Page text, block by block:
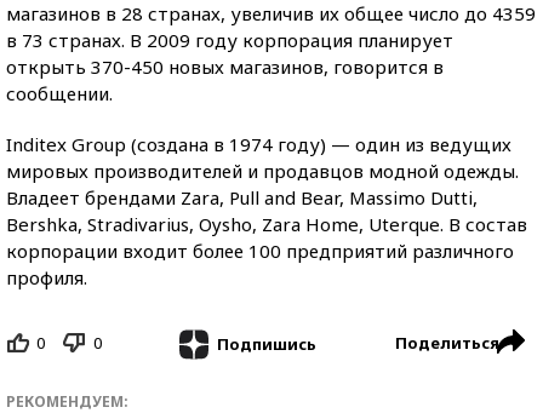
магазинов в 28 странах, увеличив их общее число до 4359
в 73 странах. В 2009 году корпорация планирует
открыть 370-450 новых магазинов, говорится в
сообщении.
Inditex Group (создана в 1974 году) — один из ведущих
мировых производителей и продавцов модной одежды.
Владеет брендами Zara, Pull and Bear, Massimo Dutti,
Bershka, Stradivarius, Oysho, Zara Home, Uterque. В состав
корпорации входит более 100 предприятий различного
профиля.
0 0 Подпишись Поделиться
РЕКОМЕНДУЕМ: